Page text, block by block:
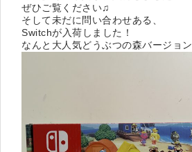
ぜひご覧ください♫
そして未だに問い合わせある、
Switchが入荷しました！
なんと大人気どうぶつの森バージョン